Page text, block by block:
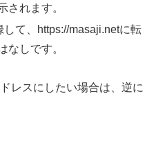
されます。
て、https://masaji.netに転
なしです。
レスにしたい場合は、逆に